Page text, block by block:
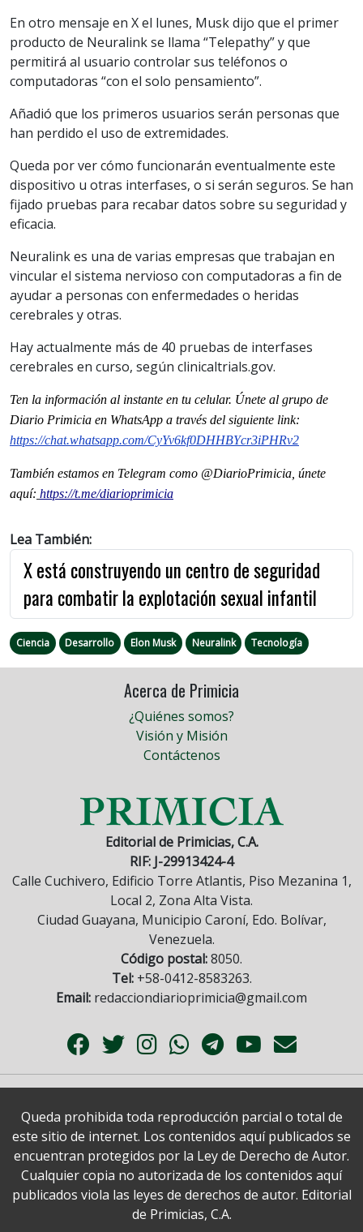
En otro mensaje en X el lunes, Musk dijo que el primer
producto de Neuralink se llama “Telepathy” y que
permitirá al usuario controlar sus teléfonos o
computadoras “con el solo pensamiento”.
Añadió que los primeros usuarios serán personas que
han perdido el uso de extremidades.
Queda por ver cómo funcionarán eventualmente este
dispositivo u otras interfases, o si serán seguros. Se han
fijado pruebas para recabar datos sobre su seguridad y
eficacia.
Neuralink es una de varias empresas que trabajan en
vincular el sistema nervioso con computadoras a fin de
ayudar a personas con enfermedades o heridas
cerebrales y otras.
Hay actualmente más de 40 pruebas de interfases
cerebrales en curso, según clinicaltrials.gov.
Ten la información al instante en tu celular. Únete al grupo de
Diario Primicia en WhatsApp a través del siguiente link:
https://chat.whatsapp.com/CyYv6kf0DHHBYcr3iPHRv2
También estamos en Telegram como @DiarioPrimicia, únete
aquí: https://t.me/diarioprimicia
Lea También:
X está construyendo un centro de seguridad
para combatir la explotación sexual infantil
Ciencia Desarrollo Elon Musk Neuralink Tecnología
Acerca de Primicia
¿Quiénes somos?
Visión y Misión
Contáctenos
Editorial de Primicias, C.A.
RIF: J-29913424-4
Calle Cuchivero, Edificio Torre Atlantis, Piso Mezanina 1,
Local 2, Zona Alta Vista.
Ciudad Guayana, Municipio Caroní, Edo. Bolívar,
Venezuela.
Código postal:8050.
Tel:+58-0412-8583263.
Email: redacciondiarioprimicia@gmail.com
Queda prohibida toda reproducción parcial o total de
este sitio de internet. Los contenidos aquí publicados se
encuentran protegidos por la Ley de Derecho de Autor.
Cualquier copia no autorizada de los contenidos aquí
publicados viola las leyes de derechos de autor. Editorial
de Primicias, C.A.